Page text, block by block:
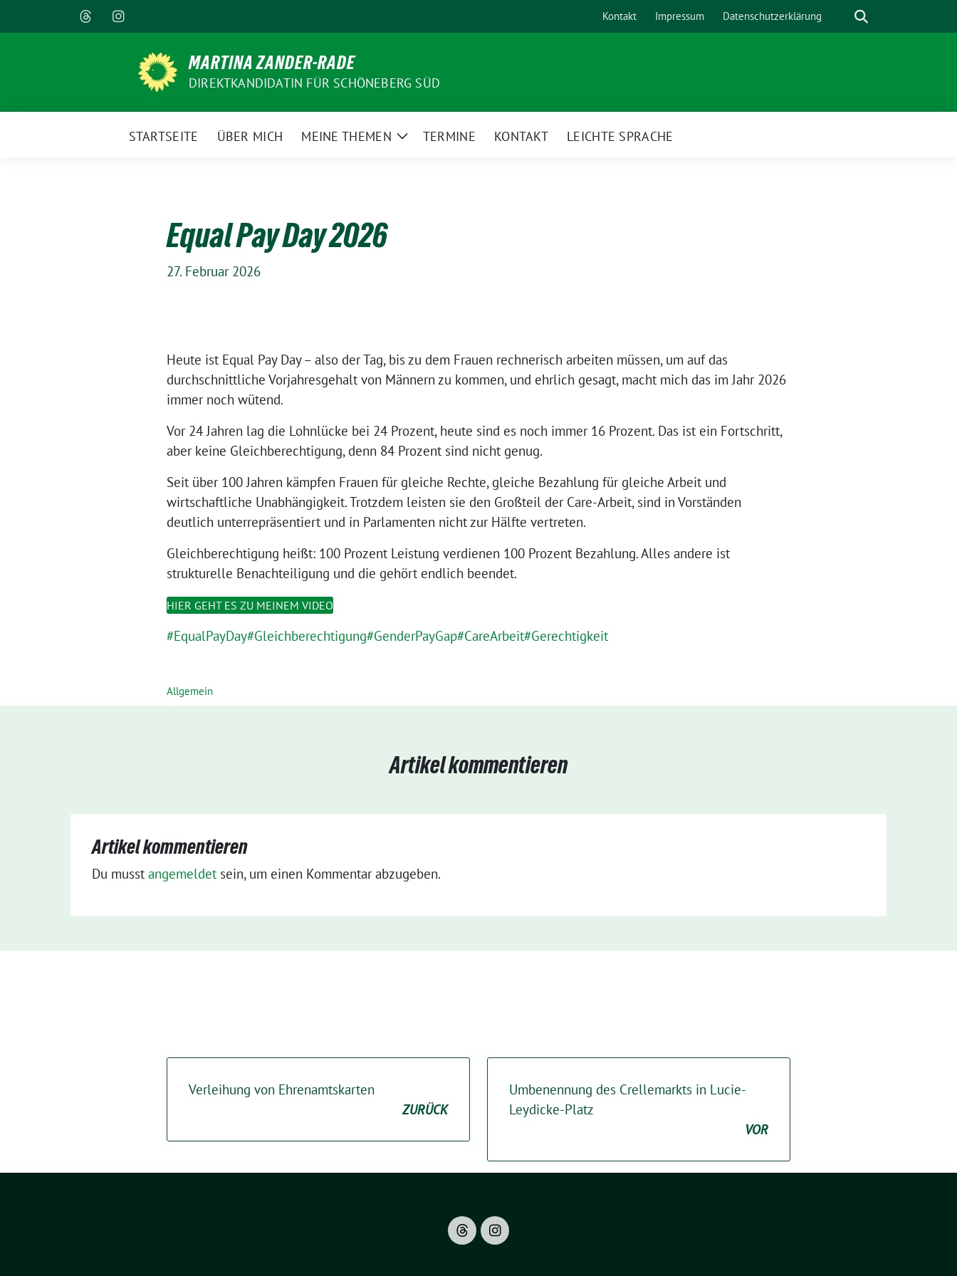
zum
Kontakt Impressum Datenschutzerklärung Suche
MARTINA ZANDER-RADE
DIREKTKANDIDATIN FÜR SCHÖNEBERG SÜD
STARTSEITE ÜBER MICH MEINE THEMEN
ZeigeTERMINE KONTAKT LEICHTE SPRACHE
Equal Pay Day 2026
27. Februar 2026
Heute ist Equal Pay Day – also der Tag, bis zu dem Frauen rechnerisch arbeiten müssen, um auf das
durchschnittliche Vorjahresgehalt von Männern zu kommen, und ehrlich gesagt, macht mich das im Jahr 2026
immer noch wütend.
Vor 24 Jahren lag die Lohnlücke bei 24 Prozent, heute sind es noch immer 16 Prozent. Das ist ein Fortschritt,
aber keine Gleichberechtigung, denn 84 Prozent sind nicht genug.
Seit über 100 Jahren kämpfen Frauen für gleiche Rechte, gleiche Bezahlung für gleiche Arbeit und
wirtschaftliche Unabhängigkeit. Trotzdem leisten sie den Großteil der Care-Arbeit, sind in Vorständen
deutlich unterrepräsentiert und in Parlamenten nicht zur Hälfte vertreten.
Gleichberechtigung heißt: 100 Prozent Leistung verdienen 100 Prozent Bezahlung. Alles andere ist
strukturelle Benachteiligung und die gehört endlich beendet.
HIER GEHT ES ZU MEINEM VIDEO
#EqualPayDay#Gleichberechtigung#GenderPayGap#CareArbeit#Gerechtigkeit
Allgemein
Artikel kommentieren
Artikel kommentieren
Du musst angemeldet sein, um einen Kommentar abzugeben.
Verleihung von Ehrenamtskarten
ZURÜCK
Umbenennung des Crellemarkts in Lucie-
Leydicke-Platz
VOR